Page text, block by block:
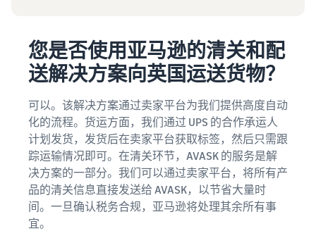
您是否使用亚马逊的清关和配
送解决方案向英国运送货物？
可以。该解决方案通过卖家平台为我们提供高度自动
化的流程。货运方面，我们通过 UPS 的合作承运人
计划发货，发货后在卖家平台获取标签，然后只需跟
踪运输情况即可。在清关环节，AVASK 的服务是解
决方案的一部分。我们可以通过卖家平台，将所有产
品的清关信息直接发送给 AVASK，以节省大量时
间。一旦确认税务合规，亚马逊将处理其余所有事
宜。